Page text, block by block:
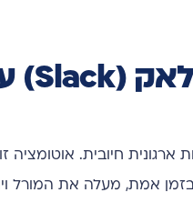
ארגונית חיובית.
אמת, מעלה את המורל